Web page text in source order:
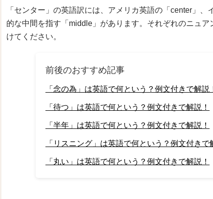
「センター」の英語訳には、アメリカ英語の「center」
的な中間を指す「middle」があります。それぞれのニュ
けてください。
前後のおすすめ記事
「念の為」は英語で何という？例文付きで解説
「待つ」は英語で何という？例文付きで解説！
「半年」は英語で何という？例文付きで解説！
「リスニング」は英語で何という？例文付きで
「丸い」は英語で何という？例文付きで解説！